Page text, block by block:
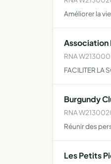
Améliorer la
Association
RNA
FACILITER LA
Burgundy
RNA
Réunir des
Les Petits